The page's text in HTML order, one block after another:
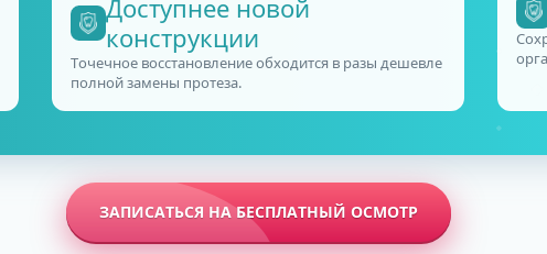
Доступнее новой
конструкции
Точечное восстановление обходится в разы дешевле
полной замены протеза.
ЗАПИСАТЬСЯ НА БЕСПЛАТНЫЙ ОСМОТР